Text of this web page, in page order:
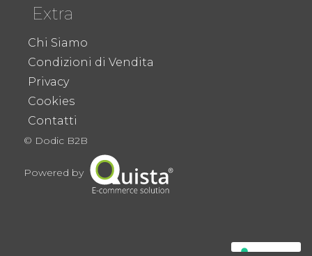
Extra
Chi Siamo
Condizioni di Vendita
Privacy
Cookies
Contatti
© Dodic B2B
Powered by